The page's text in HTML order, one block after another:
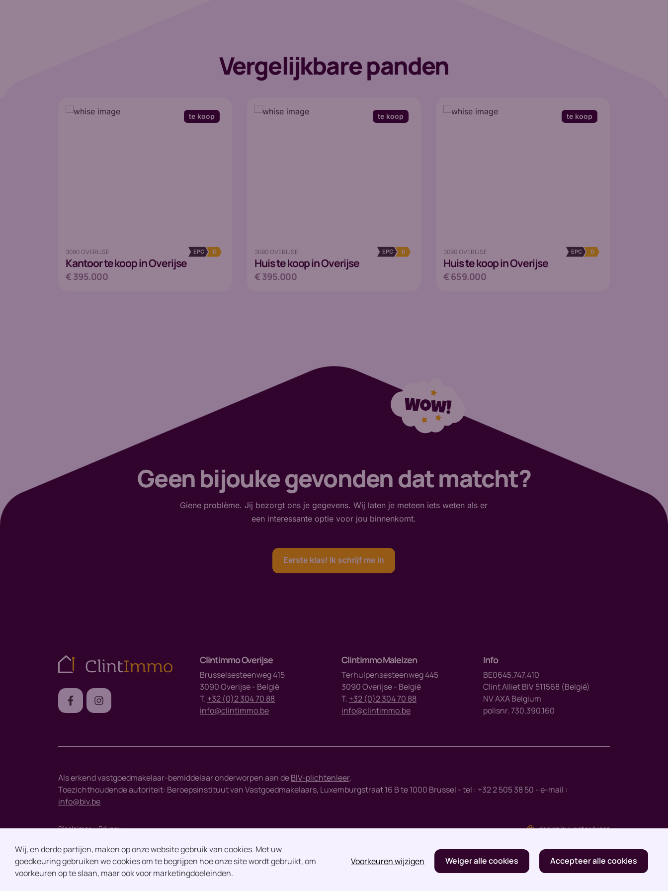
Vergelijkbare panden
3090 OVERIJSE
Kantoorte koop in Overijse
EPC D
€ 395.000
te koop
3090 OVERIJSE
Huiste koop in Overijse
EPC D
€ 395.000
te koop
3090 OVERIJSE
Huiste koop in Overijse
EPC D
€ 659.000
te koop
Geen bijouke gevonden dat matcht?
Giene problème. Jij bezorgt ons je gegevens. Wij laten je meteen iets weten als er
een interessante optie voor jou binnenkomt.
Eerste klas! Ik schrijf me in
Clintimmo Overijse
Brusselsesteenweg 415
3090 Overijse - België
T. +32 (0)2 304 70 88
info@clintimmo.be
Info
BE0645.747.410
Clint Alliet BIV 511568 (België)
NV AXA Belgium
polisnr. 730.390.160
Clintimmo Maleizen
Terhulpensesteenweg 445
3090 Overijse - België
T. +32 (0)2 304 70 88
info@clintimmo.be
Als erkend vastgoedmakelaar-bemiddelaar onderworpen aan deBIV-plichtenleer.
Toezichthoudende autoriteit: Beroepsinstituut van Vastgoedmakelaars, Luxemburgstraat 16 B te 1000 Brussel - tel : +32 2 505 38 50 - e-mail :
info@biv.be
Disclaimer Privacy design by vector bross
Wij, en derde partijen, maken op onze website gebruik van cookies. Met uw
goedkeuring gebruiken we cookies om te begrijpen hoe onze site wordt gebruikt, om
voorkeuren op te slaan, maar ook voor marketingdoeleinden.
Voorkeuren wijzigen Weiger alle cookies Accepteer alle cookies